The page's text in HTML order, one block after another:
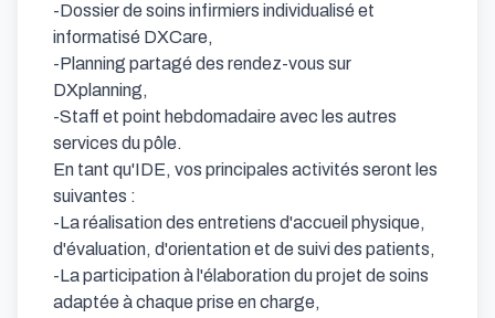
-Dossier de soins infirmiers individualisé et
informatisé DXCare,
-Planning partagé des rendez-vous sur
DXplanning,
-Staff et point hebdomadaire avec les autres
services du pôle.
En tant qu'IDE, vos principales activités seront les
suivantes :
-La réalisation des entretiens d'accueil physique,
d'évaluation, d'orientation et de suivi des patients,
-La participation à l'élaboration du projet de soins
adaptée à chaque prise en charge,